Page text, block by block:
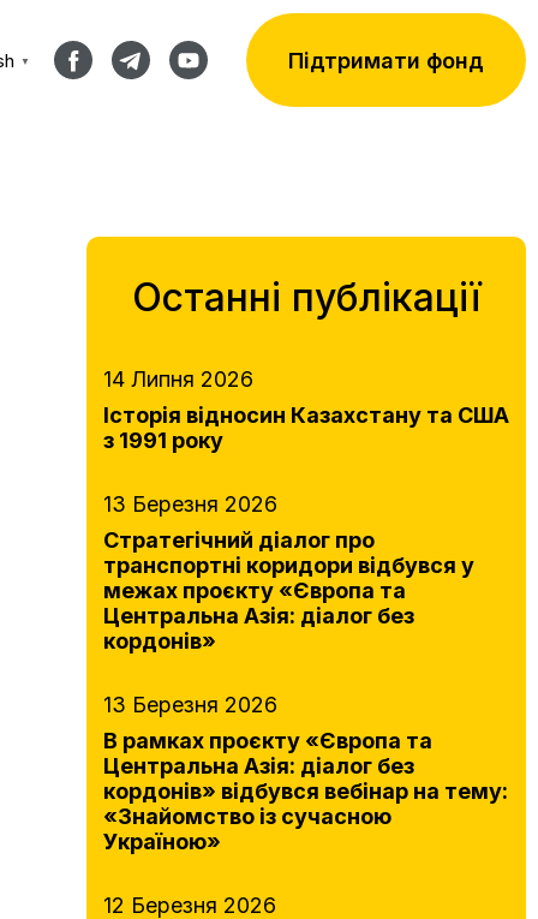
▼ Підтримати фонд
Останні публікації
14 Липня 2026
Історія відносин Казахстану та США
з 1991 року
13 Березня 2026
Стратегічний діалог про
транспортні коридори відбувся у
межах проєкту «Європа та
Центральна Азія: діалог без
кордонів»
13 Березня 2026
В рамках проєкту «Європа та
Центральна Азія: діалог без
кордонів» відбувся вебінар на тему:
«Знайомство із сучасною
Україною»
12 Березня 2026